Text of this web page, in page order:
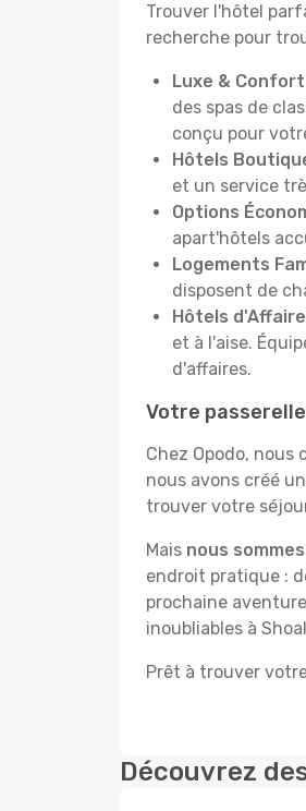
Trouver l'hôtel
recherche pour
Luxe &
des spas de
conçu pour
Hôtels
et un service
Options
apart'hôtels
Logements
disposent de
Hôtels
et à l'aise.
d'affaires.
Votre
Chez Opodo,
nous avons créé
trouver votre
Mais nous
endroit pratique :
prochaine
inoubliables à
Prêt à trouver
Découvrez